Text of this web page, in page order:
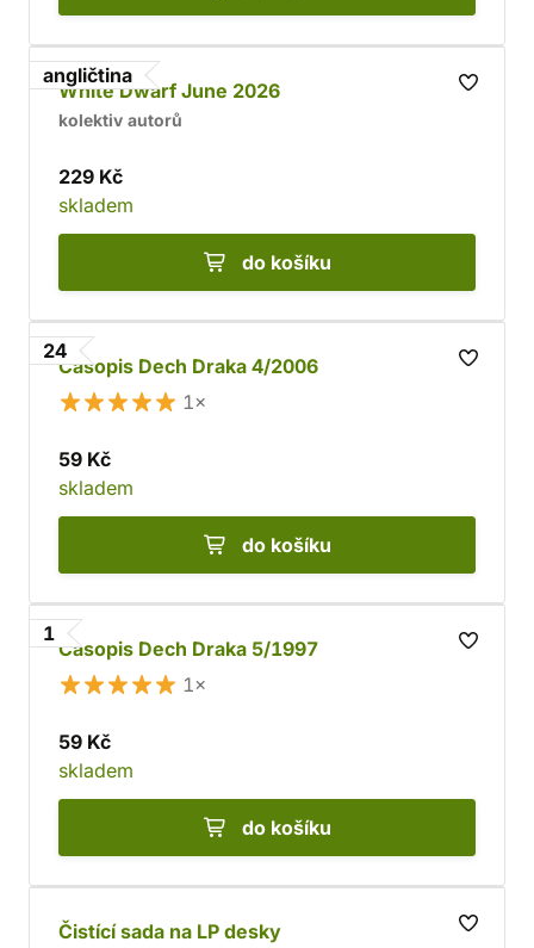
angličtina
White Dwarf June 2026
kolektiv autorů
229 Kč
skladem
do košíku
24
Časopis Dech Draka 4/2006
1×
59 Kč
skladem
do košíku
1
Časopis Dech Draka 5/1997
1×
59 Kč
skladem
do košíku
Čistící sada na LP desky